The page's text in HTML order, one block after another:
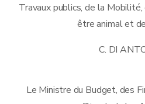
Travaux publics, de la
être animal et
C. DI
Le Ministre du Budget, des